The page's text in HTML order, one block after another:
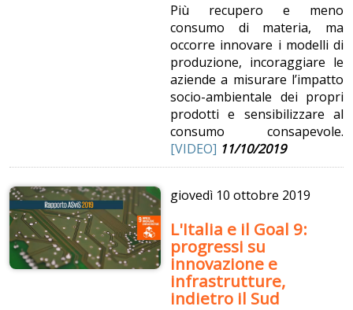
Più recupero e meno
consumo di materia, ma
occorre innovare i modelli di
produzione, incoraggiare le
aziende a misurare l’impatto
socio-ambientale dei propri
prodotti e sensibilizzare al
consumo consapevole.
[VIDEO] 11/10/2019
giovedì 10 ottobre 2019
L'Italia e il Goal 9:
progressi su
innovazione e
infrastrutture,
indietro il Sud